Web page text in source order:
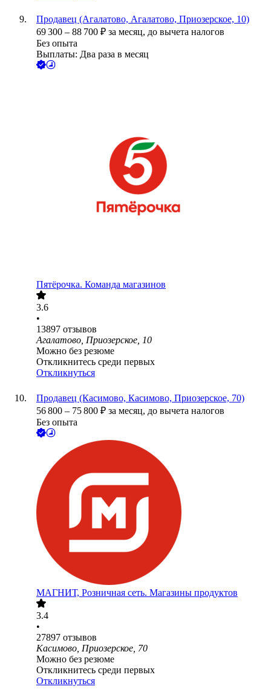
Продавец (Агалатово, Агалатово, Приозерское, 10)
69 300 – 88 700 ₽ за месяц, до вычета налогов
Без опыта
Выплаты: Два раза в месяц
Пятёрочка. Команда магазинов
3.6
•
13897 отзывов
Агалатово, Приозерское, 10
Можно без резюме
Откликнитесь среди первых
Откликнуться
Продавец (Касимово, Касимово, Приозерское, 70)
56 800 – 75 800 ₽ за месяц, до вычета налогов
Без опыта
МАГНИТ, Розничная сеть. Магазины продуктов
3.4
•
27897 отзывов
Касимово, Приозерское, 70
Можно без резюме
Откликнитесь среди первых
Откликнуться